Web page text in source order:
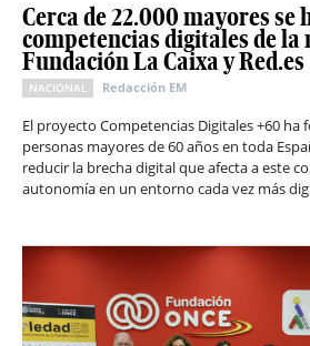
Cerca de 22.000 mayores se
competencias digitales de la
Fundación La Caixa y Red.es
NACIONAL Redacción EM
El proyecto Competencias Digitales +60 ha
personas mayores de 60 años en toda
reducir la brecha digital que afecta a este
autonomía en un entorno cada vez más